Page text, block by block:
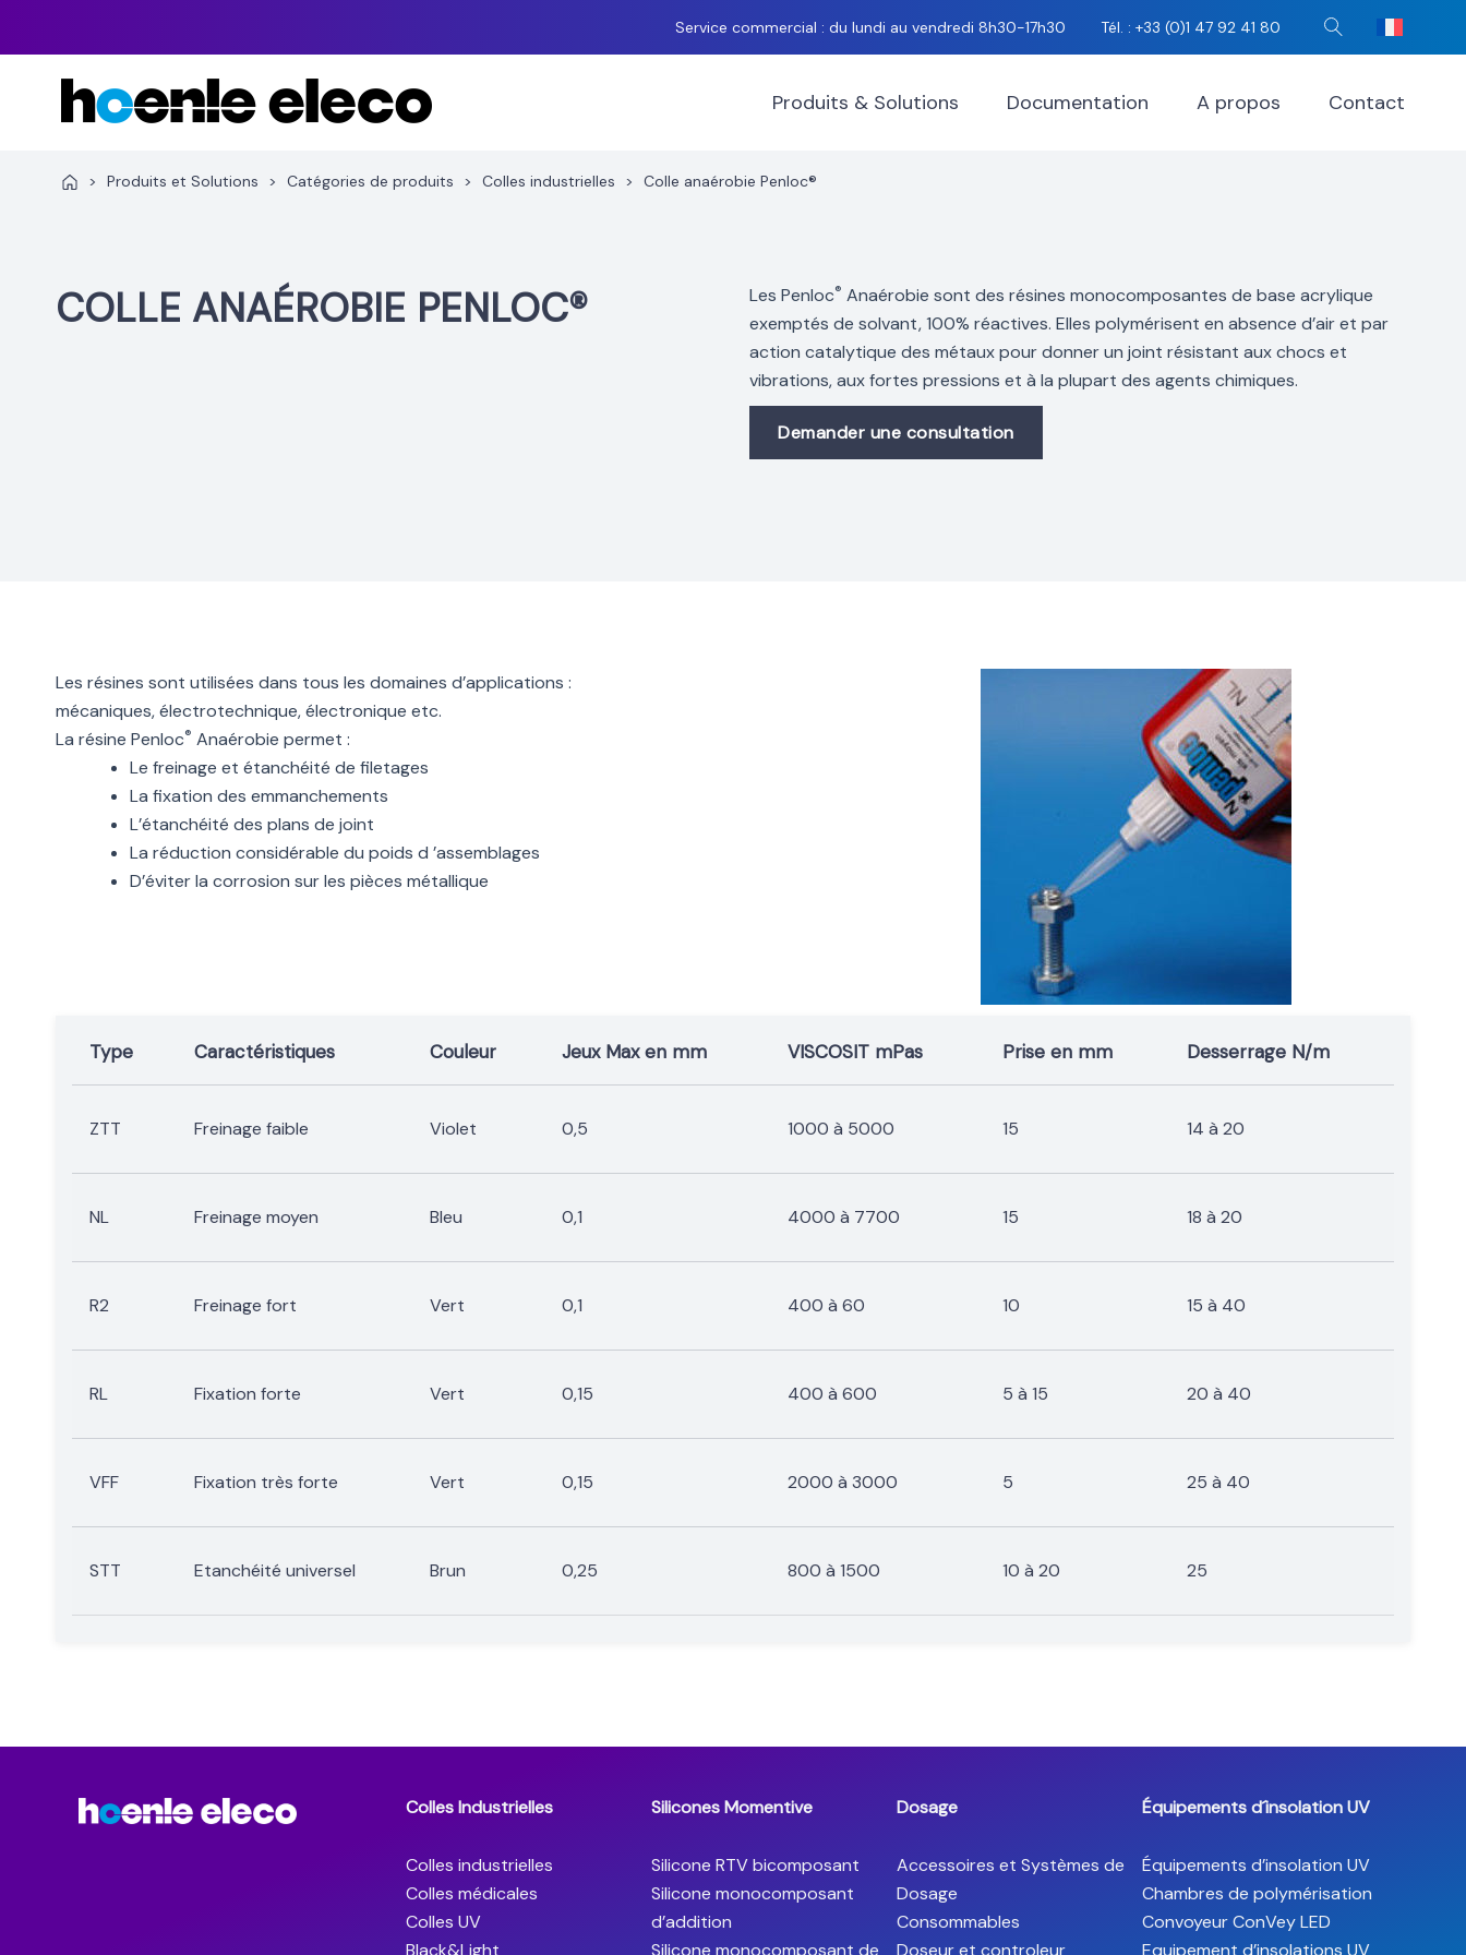
Service commercial : du lundi au vendredi 8h30-17h30 Tél. : +33 (0)1 47 92 41 80 Rechercher
Produits & Solutions Documentation A propos Contact
> Produits et Solutions > Catégories de produits > Colles industrielles > Colle anaérobie Penloc®
COLLE ANAÉROBIE PENLOC® Les Penloc® Anaérobie sont des résines monocomposantes de base acrylique
exemptés de solvant, 100% réactives. Elles polymérisent en absence d’air et par
action catalytique des métaux pour donner un joint résistant aux chocs et
vibrations, aux fortes pressions et à la plupart des agents chimiques.
Demander une consultation
Les résines sont utilisées dans tous les domaines d’applications :
mécaniques, électrotechnique, électronique etc.
La résine Penloc® Anaérobie permet :
Le freinage et étanchéité de filetages
La fixation des emmanchements
L’étanchéité des plans de joint
La réduction considérable du poids d ’assemblages
D’éviter la corrosion sur les pièces métallique
Type Caractéristiques Couleur Jeux Max en mm VISCOSIT mPas Prise en mm Desserrage N/m
ZTT Freinage faible Violet 0,5 1000 à 5000 15 14 à 20
NL Freinage moyen Bleu 0,1 4000 à 7700 15 18 à 20
R2 Freinage fort Vert 0,1 400 à 60 10 15 à 40
RL Fixation forte Vert 0,15 400 à 600 5 à 15 20 à 40
VFF Fixation très forte Vert 0,15 2000 à 3000 5 25 à 40
STT Etanchéité universel Brun 0,25 800 à 1500 10 à 20 25
Colles Industrielles
Colles industrielles
Colles médicales
Colles UV
Black&Light
Silicones Momentive
Silicone RTV bicomposant
Silicone monocomposant
d’addition
Silicone monocomposant de
Dosage
Accessoires et Systèmes de
Dosage
Consommables
Doseur et controleur
Équipements d´insolation UV
Équipements d’insolation UV
Chambres de polymérisation
Convoyeur ConVey LED
Equipement d’insolations UV